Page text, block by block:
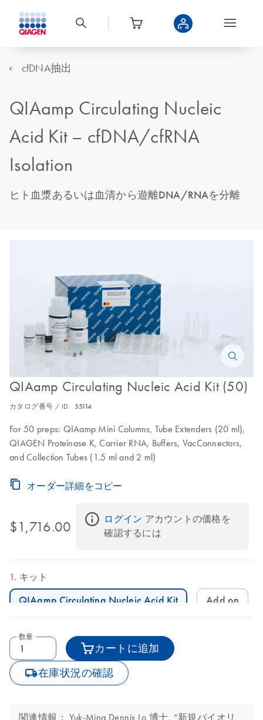
cfDNA抽出
QIAamp Circulating Nucleic
Acid Kit – cfDNA/cfRNA
Isolation
ヒト血漿あるいは血清から遊離DNA/RNAを分離
QIAamp Circulating Nucleic Acid Kit (50)
カタログ番号 / ID. 55114
For 50 preps: QIAamp Mini Columns, Tube Extenders (20 ml),
QIAGEN Proteinase K, Carrier RNA, Buffers, VacConnectors,
and Collection Tubes (1.5 ml and 2 ml)
オーダー詳細をコピー
$1,716.00 ログイン アカウントの価格を
確認するには
キット
QIAamp Circulating Nucleic Acid Kit Add on
数量
カートに追加
icon_0062_deliver-s 在庫状況の確認
関連情報： Yuk-Ming Dennis Lo 博士, “新規バイオリ